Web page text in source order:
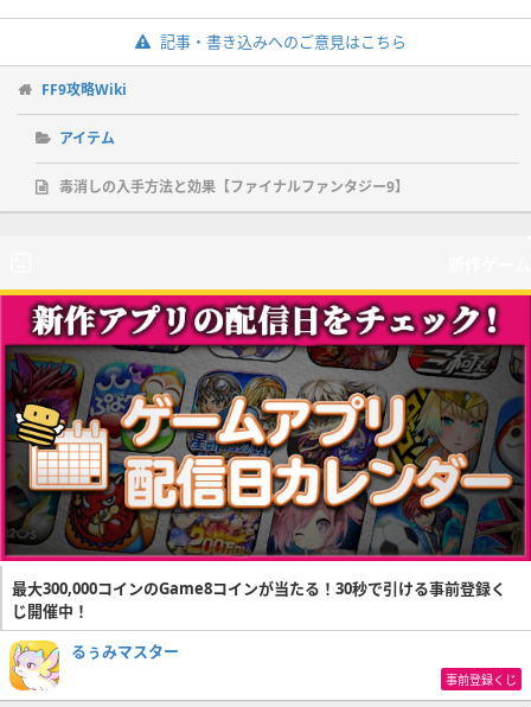
記事・書き込みへのご意見はこちら
FF9攻略Wiki
アイテム
毒消しの入手方法と効果【ファイナルファンタジー9】
最大300,000コインのGame8コインが当たる！30秒で引ける事前登録く
じ開催中！
るぅみマスター
事前登録くじ